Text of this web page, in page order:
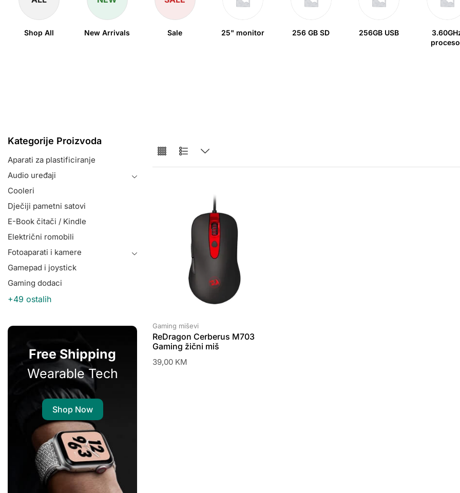
Shop All New Arrivals Sale 25" monitor 256 GB SD 256GB USB
Kategorije Proizvoda
Aparati za plastificiranje
Audio uređaji
Cooleri
Dječiji pametni satovi
E-Book čitači / Kindle
Električni romobili
Fotoaparati i kamere
Gamepad i joystick
Gaming dodaci
+49 ostalih
Free Shipping
Wearable Tech
Shop Now
Gaming miševi
ReDragon Cerberus M703
Gaming žični miš
39,00 KM